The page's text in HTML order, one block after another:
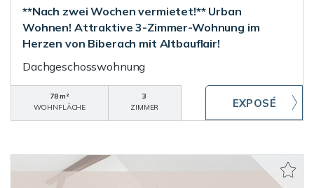
**Nach zwei Wochen vermietet!** Urban
Wohnen! Attraktive 3-Zimmer-Wohnung im
Herzen von Biberach mit Altbauflair!
Dachgeschosswohnung
78 m²
WOHNFLÄCHE
3
ZIMMER